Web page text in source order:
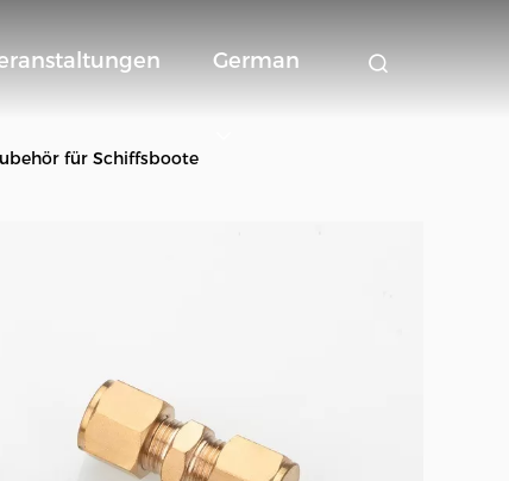
German
für Schiffsboote